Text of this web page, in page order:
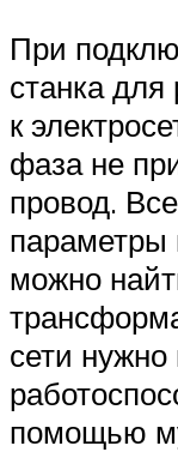
При
станка для
к
фаза не
провод.
параметры
можно
сети нужно
помощью